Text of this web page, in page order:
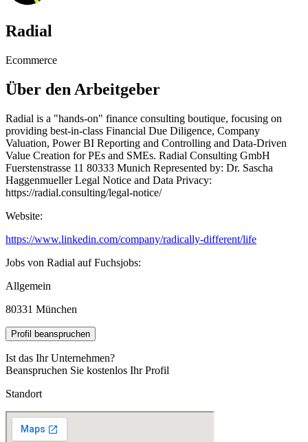
Radial
Ecommerce
Über den Arbeitgeber
Radial is a "hands-on" finance consulting boutique, focusing on
providing best-in-class Financial Due Diligence, Company
Valuation, Power BI Reporting and Controlling and Data-Driven
Value Creation for PEs and SMEs. Radial Consulting GmbH
Fuerstenstrasse 11 80333 Munich Represented by: Dr. Sascha
Haggenmueller Legal Notice and Data Privacy:
https://radial.consulting/legal-notice/
Website:
https://www.linkedin.com/company/radically-different/life
Jobs von Radial auf Fuchsjobs:
Allgemein
80331 München
Profil beanspruchen
Ist das Ihr Unternehmen?
Beanspruchen Sie kostenlos Ihr Profil
Standort